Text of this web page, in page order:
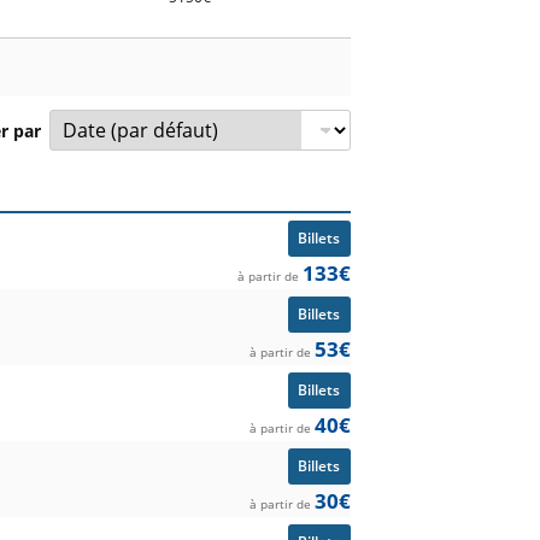
par
et prix à partir de.
Billets
à partir de 133€
Billets
à partir de 53€
Billets
à partir de 40€
Billets
à partir de 30€